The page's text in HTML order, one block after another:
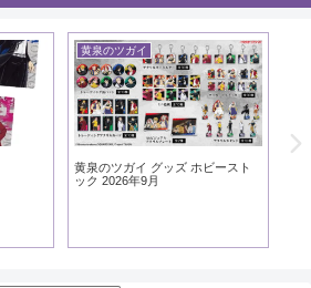
黄泉のツガイ
黄泉のツガイ グッズ ホビースト
ック 2026年9月